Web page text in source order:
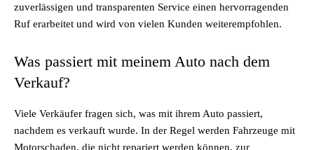
zuverlässigen und transparenten Service einen hervorragenden
Ruf erarbeitet und wird von vielen Kunden weiterempfohlen.
Was passiert mit meinem Auto nach dem
Verkauf?
Viele Verkäufer fragen sich, was mit ihrem Auto passiert,
nachdem es verkauft wurde. In der Regel werden Fahrzeuge mit
Motorschaden, die nicht repariert werden können, zur